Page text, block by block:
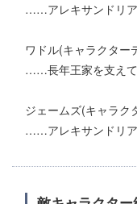
……アレキサンドリア
ワドル(キャラクター
……長年王家を支えて
ジェームズ(キャラク
……アレキサンドリア